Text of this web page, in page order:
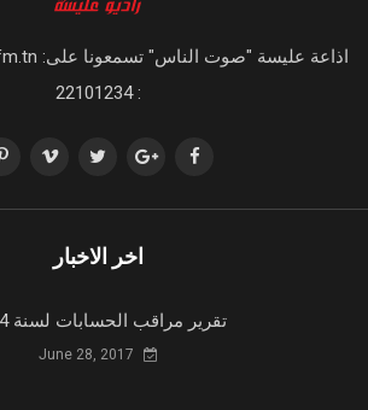
: 22101234
اخر الاخبار
تقرير مراقب الحسابات لسنة 2024